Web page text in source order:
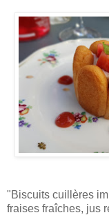
"Biscuits cuillères
fraises fraîches, jus